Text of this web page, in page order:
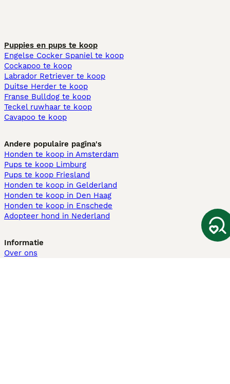
Puppies en pups te koop
Engelse Cocker Spaniel te koop
Cockapoo te koop
Labrador Retriever te koop
Duitse Herder te koop
Franse Bulldog te koop
Teckel ruwhaar te koop
Cavapoo te koop
Andere populaire pagina's
Honden te koop in Amsterdam
Pups te koop Limburg​
Pups te koop Friesland​
Honden te koop in Gelderland
Honden te koop in Den Haag
Honden te koop in Enschede
Adopteer hond in Nederland
Informatie
Over ons